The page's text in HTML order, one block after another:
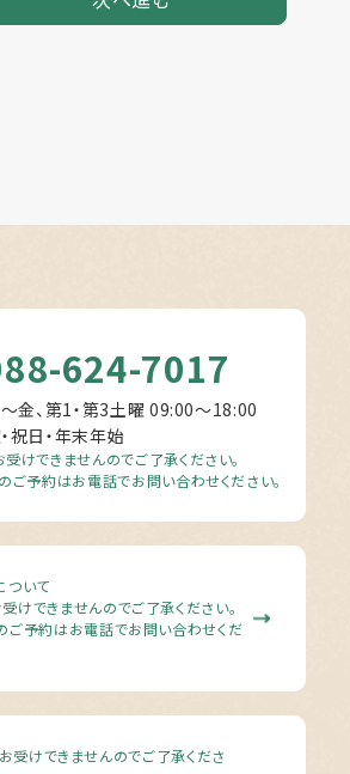
624-7017
金、第1・第3土曜 09:00〜18:00
祝日・年末年始
けできませんのでご了承ください。
予約はお電話でお問い合わせください。
ついて
できませんのでご了承ください。
予約はお電話でお問い合わせくだ
けできませんのでご了承くださ